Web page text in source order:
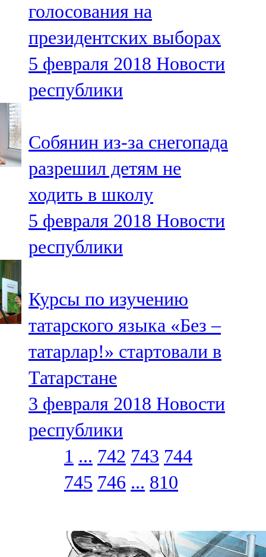
голосования на
президентских выборах
5 февраля 2018 Новости
республики
Собянин из-за снегопада
разрешил детям не
ходить в школу
5 февраля 2018 Новости
республики
Курсы по изучению
татарского языка «Без –
татарлар!» стартовали в
Татарстане
3 февраля 2018 Новости
республики
1 ... 742 743 744
745 746 ... 810